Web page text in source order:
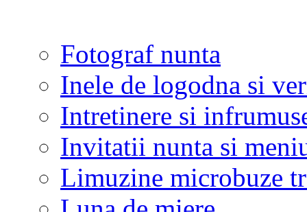
Fotograf nunta
Inele de logodna si
Intretinere si
Invitatii nunta si
Limuzine microbuze